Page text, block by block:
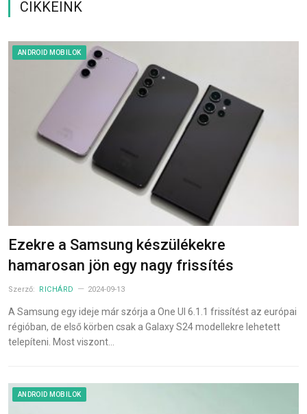
CIKKEINK
ANDROID MOBILOK
Ezekre a Samsung készülékekre
hamarosan jön egy nagy frissítés
Szerző: RICHÁRD 2024-09-13
A Samsung egy ideje már szórja a One UI 6.1.1 frissítést az európai
régióban, de első körben csak a Galaxy S24 modellekre lehetett
telepíteni. Most viszont…
ANDROID MOBILOK